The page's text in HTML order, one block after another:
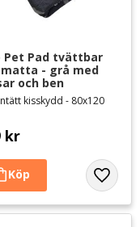
Pet Pad tvättbar
- grå med
och ben
kisskydd - 80x120
kr
Lägg